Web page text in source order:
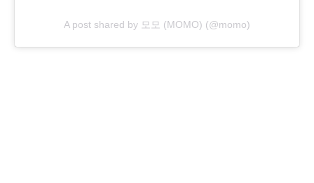
A post shared by 모모 (MOMO) (@momo)